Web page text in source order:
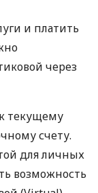
и платить
через
текущему
счету.
для личных
возможность